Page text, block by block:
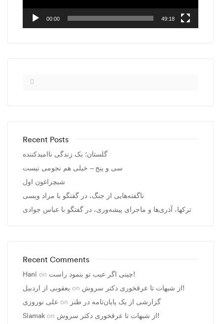
00:00 49:18
Recent Posts
گلستان؛ یک زندگی ناامیدکننده
سی و پنج – خیلی هم نجومی نیست
شبچراغون اول
ناگفته‌هایی از جنگ، در گفتگو با مراد ویسی
ترکها، آذری‌ها و ماجرای پیشه‌وری، در گفتگو با عباس جوادی
Recent Comments
Hani on
چینی اگر عیب تو بنمود راست!
یعقوبی از اردبیل on
از شبهات تا عرقخوری دکتر سروش!
علی نوروزی on گزارشی از یک پایان‌نامه در طنز
Siamak on
از شبهات تا عرقخوری دکتر سروش!